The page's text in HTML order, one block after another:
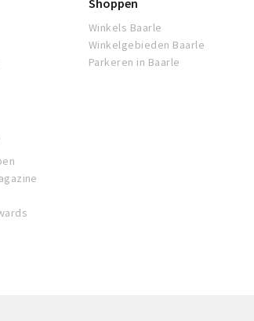
Shoppen
Winkels Baarle
Winkelgebieden Baarle
Parkeren in Baarle